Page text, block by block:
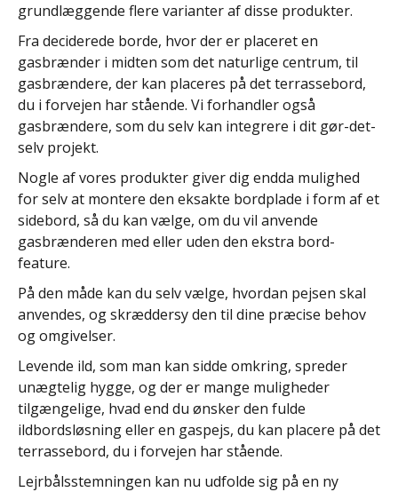
grundlæggende flere varianter af disse produkter.
Fra deciderede borde, hvor der er placeret en
gasbrænder i midten som det naturlige centrum, til
gasbrændere, der kan placeres på det terrassebord,
du i forvejen har stående. Vi forhandler også
gasbrændere, som du selv kan integrere i dit gør-det-
selv projekt.
Nogle af vores produkter giver dig endda mulighed
for selv at montere den eksakte bordplade i form af et
sidebord, så du kan vælge, om du vil anvende
gasbrænderen med eller uden den ekstra bord-
feature.
På den måde kan du selv vælge, hvordan pejsen skal
anvendes, og skræddersy den til dine præcise behov
og omgivelser.
Levende ild, som man kan sidde omkring, spreder
unægtelig hygge, og der er mange muligheder
tilgængelige, hvad end du ønsker den fulde
ildbordsløsning eller en gaspejs, du kan placere på det
terrassebord, du i forvejen har stående.
Lejrbålsstemningen kan nu udfolde sig på en ny